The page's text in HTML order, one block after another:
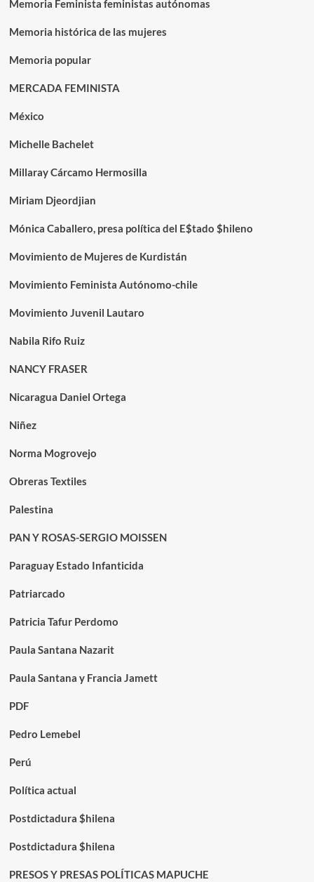
Memoria Feminista feministas autónomas
Memoria histórica de las mujeres
Memoria popular
MERCADA FEMINISTA
México
Michelle Bachelet
Millaray Cárcamo Hermosilla
Miriam Djeordjian
Mónica Caballero, presa política del E$tado $hileno
Movimiento de Mujeres de Kurdistán
Movimiento Feminista Autónomo-chile
Movimiento Juvenil Lautaro
Nabila Rifo Ruiz
NANCY FRASER
Nicaragua Daniel Ortega
Niñez
Norma Mogrovejo
Obreras Textiles
Palestina
PAN Y ROSAS-SERGIO MOISSEN
Paraguay Estado Infanticida
Patriarcado
Patricia Tafur Perdomo
Paula Santana Nazarit
Paula Santana y Francia Jamett
PDF
Pedro Lemebel
Perú
Política actual
Postdictadura $hilena
Postdictadura $hilena
PRESOS Y PRESAS POLÍTICAS MAPUCHE